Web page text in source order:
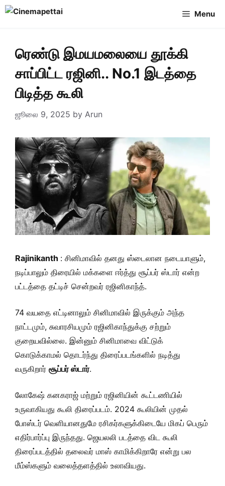
Skip
Menu
ரெண்டு இமயமலையை தூக்கி
சாப்பிட்ட ரஜினி.. No.1 இடத்தை
பிடித்த கூலி
ஜூலை 9, 2025 by Arun
Rajinikanth : சினிமாவில் தனது ஸ்டைலான நடையாளும்,
நடிப்பாலும் திரையில் மக்களை ஈர்த்து சூப்பர் ஸ்டார் என்ற
பட்டத்தை தட்டிச் சென்றவர் ரஜினிகாந்த்.
74 வயதை எட்டினாலும் சினிமாவில் இருக்கும் அந்த
நாட்டமும், சுவாரசியமும் ரஜினிகாந்துக்கு சற்றும்
குறையவில்லை. இன்னும் சினிமாவை விட்டுக்
கொடுக்காமல் தொடர்ந்து திரைப்படங்களில் நடித்து
வருகிறார் சூப்பர் ஸ்டார்.
லோகேஷ் கனகராஜ் மற்றும் ரஜினியின் கூட்டணியில்
உருவாகியது கூலி திரைப்படம். 2024 கூலியின் முதல்
போஸ்டர் வெளியானதுமே ரசிகர்களுக்கிடையே மிகப் பெரும்
எதிர்பார்ப்பு இருந்தது. ஜெயலலி படத்தை விட கூலி
திரைப்படத்தில் தலைவர் மாஸ் காமிக்கிறாரே என்று பல
மீம்ஸ்களும் வலைத்தளத்தில் உலாவியது.